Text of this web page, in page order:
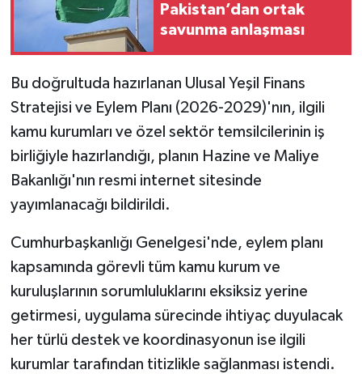
Pakistan’dan ortak
savunma anlaşması
Bu doğrultuda hazırlanan Ulusal Yeşil Finans
Stratejisi ve Eylem Planı (2026-2029)'nın, ilgili
kamu kurumları ve özel sektör temsilcilerinin iş
birliğiyle hazırlandığı, planın Hazine ve Maliye
Bakanlığı'nın resmi internet sitesinde
yayımlanacağı bildirildi.
Cumhurbaşkanlığı Genelgesi'nde, eylem planı
kapsamında görevli tüm kamu kurum ve
kuruluşlarının sorumluluklarını eksiksiz yerine
getirmesi, uygulama sürecinde ihtiyaç duyulacak
her türlü destek ve koordinasyonun ise ilgili
kurumlar tarafından titizlikle sağlanması istendi.